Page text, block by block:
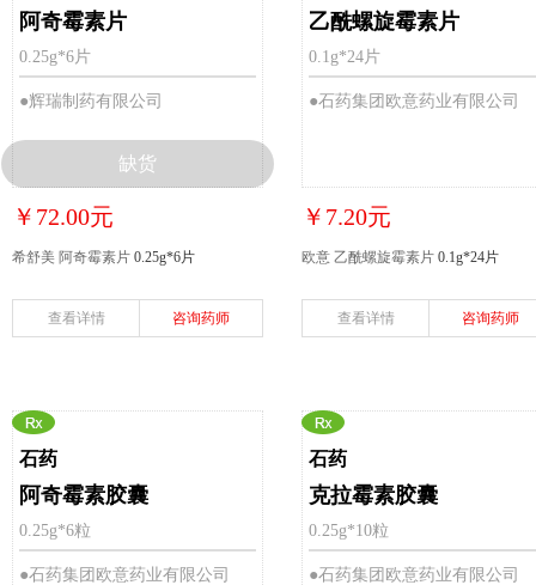
阿奇霉素片
0.25g*6片
●辉瑞制药有限公司
￥72.00元
希舒美 阿奇霉素片 0.25g*6片
缺货
查看详情 咨询药师
乙酰螺旋霉素片
0.1g*24片
●石药集团欧意药业有限公司
￥7.20元
欧意 乙酰螺旋霉素片 0.1g*24片
查看详情 咨询药师
石药
阿奇霉素胶囊
0.25g*6粒
●石药集团欧意药业有限公司
石药
克拉霉素胶囊
0.25g*10粒
●石药集团欧意药业有限公司